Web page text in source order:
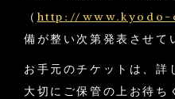
（ http://www.kyodo-
備が整い次第発表させて
お手元のチケットは、詳
大切にご保管の上お待ち